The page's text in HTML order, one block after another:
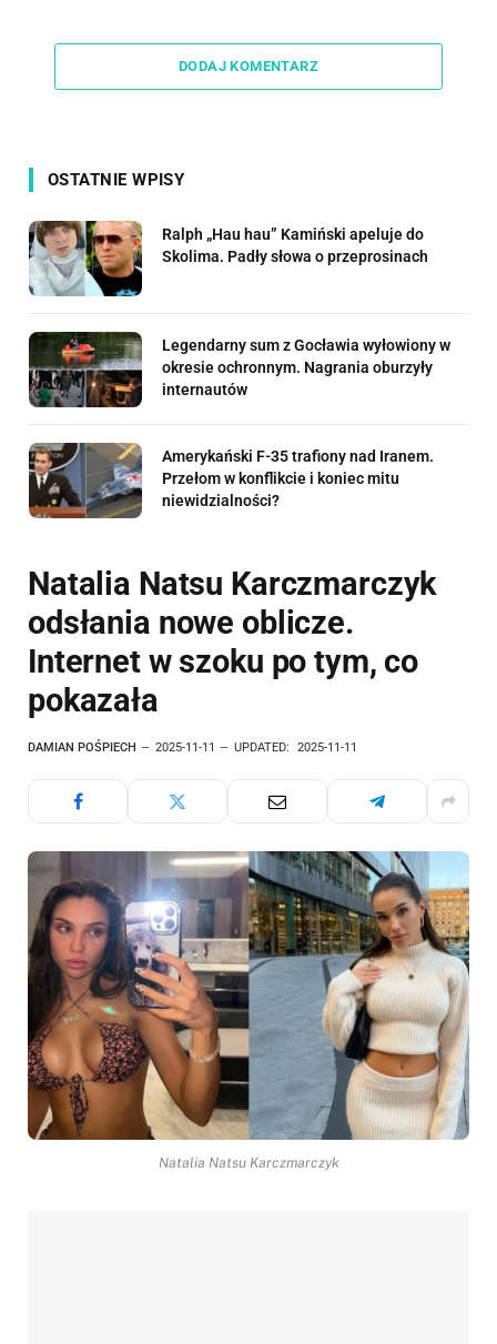
DODAJ KOMENTARZ
OSTATNIE WPISY
Ralph „Hau hau” Kamiński apeluje do
Skolima. Padły słowa o przeprosinach
Legendarny sum z Gocławia wyłowiony w
okresie ochronnym. Nagrania oburzyły
internautów
Amerykański F-35 trafiony nad Iranem.
Przełom w konflikcie i koniec mitu
niewidzialności?
Natalia Natsu Karczmarczyk
odsłania nowe oblicze.
Internet w szoku po tym, co
pokazała
DAMIAN POŚPIECH 2025-11-11 UPDATED: 2025-11-11
Natalia Natsu Karczmarczyk